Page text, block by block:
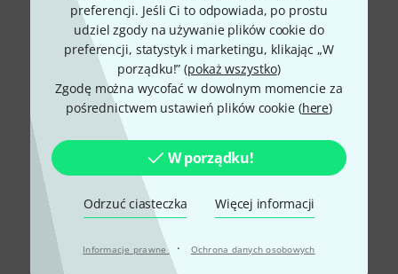
preferencji. Jeśli Ci to odpowiada, po prostu
udziel zgody na używanie plików cookie do
preferencji, statystyk i marketingu, klikając „W
porządku!” (pokaż wszystko)
Zgodę można wycofać w dowolnym momencie za
pośrednictwem ustawień plików cookie (here)
W porządku!
Odrzuć ciasteczka Więcej informacji
Informacje prawne · Ochrona danych osobowych